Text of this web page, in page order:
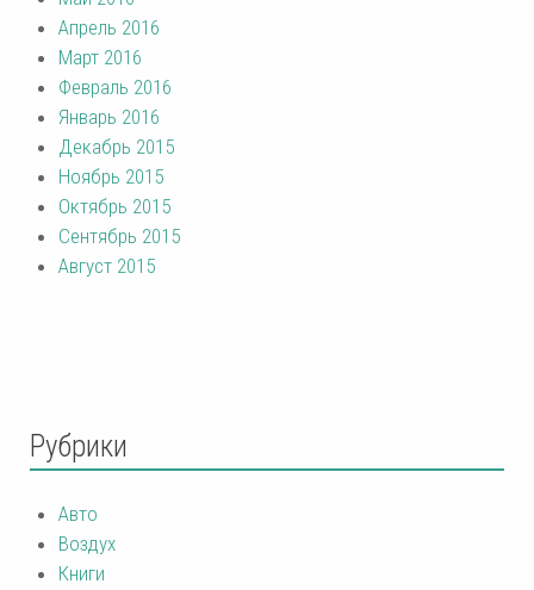
Апрель 2016
Март 2016
Февраль 2016
Январь 2016
Декабрь 2015
Ноябрь 2015
Октябрь 2015
Сентябрь 2015
Август 2015
Рубрики
Авто
Воздух
Книги